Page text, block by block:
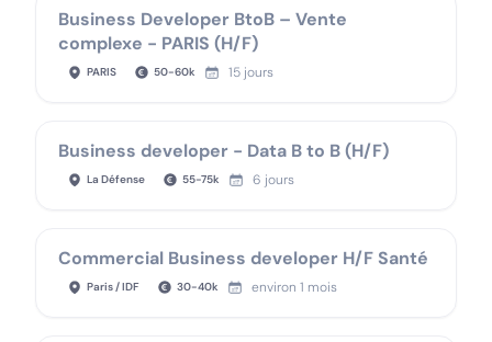
Business Developer BtoB – Vente
complexe - PARIS (H/F)
PARIS 50-60k 15 jours
Business developer - Data B to B (H/F)
La Défense 55-75k 6 jours
Commercial Business developer H/F Santé
Paris / IDF 30-40k environ 1 mois